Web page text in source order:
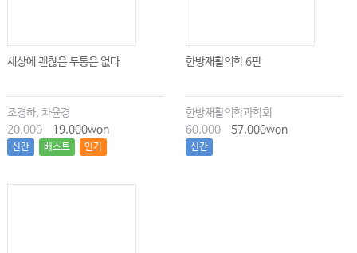
세상에 괜찮은 두통은 없다
조경하, 차윤경
20,000
19,000won
신간 베스트 인기
한방재활의학 6판
한방재활의학과학회
60,000
57,000won
신간